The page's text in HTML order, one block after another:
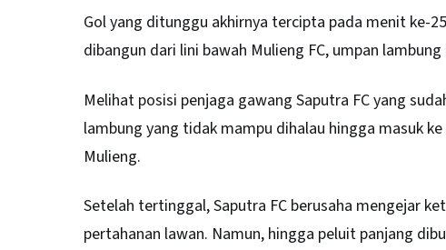
Gol yang ditunggu akhirnya tercipta pada menit ke-
dibangun dari lini bawah Mulieng FC, umpan
Melihat posisi penjaga gawang Saputra FC yang
lambung yang tidak mampu dihalau hingga masuk
Mulieng.
Setelah tertinggal, Saputra FC berusaha mengejar
pertahanan lawan. Namun, hingga peluit panjang